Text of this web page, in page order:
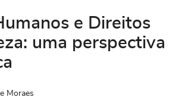
e Direitos
uma perspectiva
Moraes